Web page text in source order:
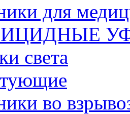
для
света
во